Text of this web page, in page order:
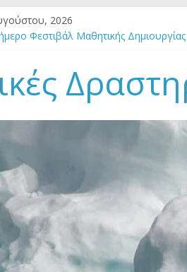
2026
Φεστιβάλ Μαθητικής
Θερινό Σχολείο ΚΕΠΕΑ Φιλιατών
ΓΙΑ ΤΗΝ ΠΑΓΚΟΣΜΙΑ ΗΜΕΡΑ
ΤΟ ΦΕΣΤΙΒΑΛ ΜΑΘΗΤΙΚΗΣ